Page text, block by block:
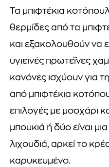
Τα μπιφτέκια
θερμίδες από τα
και εξακολουθούν να
υγιεινές πρωτεΐνες
κανόνες ισχύουν για
από μπιφτέκια
επιλογές με μοσχάρι
μπουκιά ή δύο είναι
λιχουδιά, αρκεί το
καρυκευμένο.